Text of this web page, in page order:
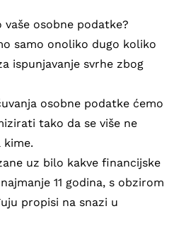
osobne podatke?
samo onoliko dugo koliko
ispunjavanje svrhe zbog
osobne podatke ćemo
tako da se više ne
kime.
uz bilo kakve financijske
11 godina, s obzirom
propisi na snazi u